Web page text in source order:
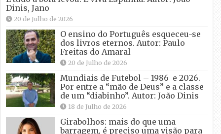
Dinis, Jano
20 de Julho de 2026
O ensino do Português esqueceu-se
dos livros eternos. Autor: Paulo
Freitas do Amaral
20 de Julho de 2026
Mundiais de Futebol – 1986 e 2026.
Por entre a “mão de Deus” e a classe
de um “diabinho”. Autor: João Dinis
18 de Julho de 2026
Girabolhos: mais do que uma
barragem, é preciso uma visão para